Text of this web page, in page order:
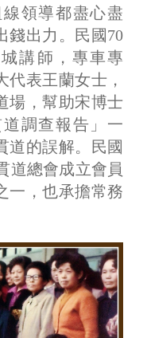
領導都盡心盡
錢出力。民國70
講師，專車專
代表王蘭女士，
場，幫助宋博士
調查報告」一
道的誤解。民國
道總會成立會員
一，也承擔常務